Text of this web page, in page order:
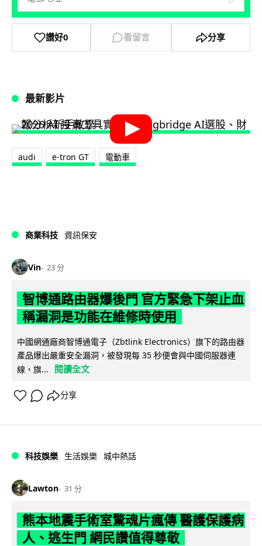
讚好0 看留言 分享
最新影片
audi e-tron GT 電動車
商業科技 資訊保安
Vin 23 分
智博通路由器爆後門 官方緊急下架止血
稱漏洞是功能在維修時使用
中國網通廠商智博通電子（Zbtlink Electronics）旗下的路由器
產品爆出嚴重安全漏洞，被發現每 35 秒便會與中國伺服器連
線，旗...
閱讀全文
分享
科技娛樂 生活娛樂 城中熱話
Lawton 31 分
熊本地震手術室驚魂片瘋傳 醫護保護病
人、逃生門 網民讚值得尊敬